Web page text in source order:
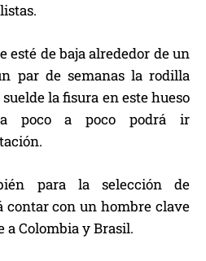
esté de baja alrededor de un
par de semanas la rodilla
la fisura en este hueso
poco a poco podrá ir
para la selección de
contar con un hombre clave
a Colombia y Brasil.